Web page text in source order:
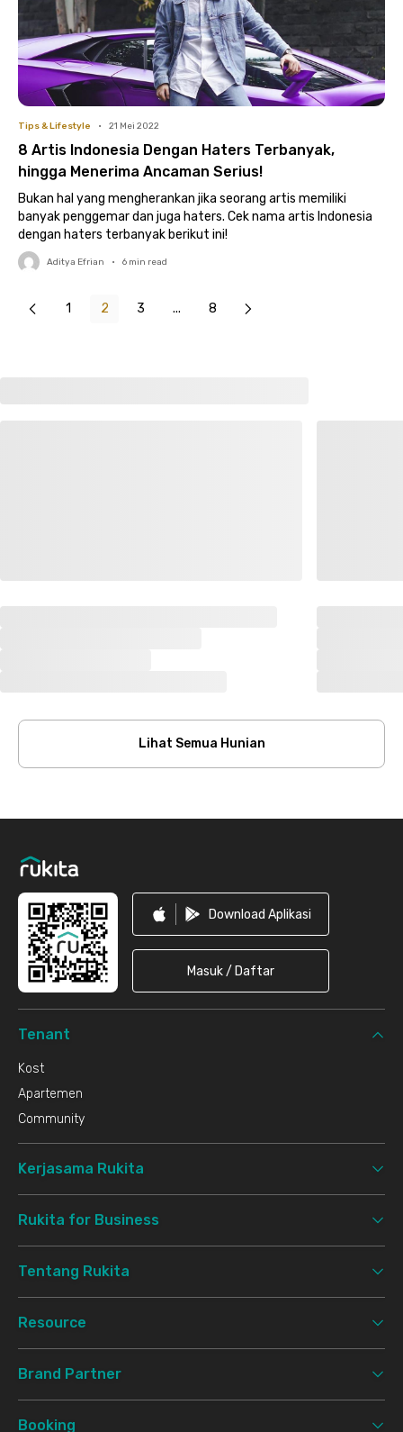
Tips & Lifestyle • 21 Mei 2022
8 Artis Indonesia Dengan Haters Terbanyak,
hingga Menerima Ancaman Serius!
Bukan hal yang mengherankan jika seorang artis memiliki
banyak penggemar dan juga haters. Cek nama artis Indonesia
dengan haters terbanyak berikut ini!
Aditya Efrian • 6 min read
1 2 3 ... 8
Lihat Semua Hunian
Download Aplikasi
Masuk / Daftar
Tenant
Kost
Apartemen
Community
Kerjasama Rukita
Rukita for Business
Tentang Rukita
Resource
Brand Partner
Booking